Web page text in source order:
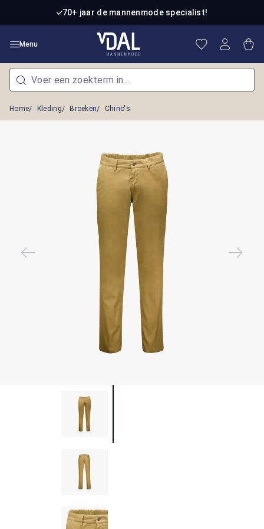
Ga naar de hoofdinhoud70+ jaar de mannenmode specialist!
Menu Je hebt 0
Home Kleding Broeken Chino's